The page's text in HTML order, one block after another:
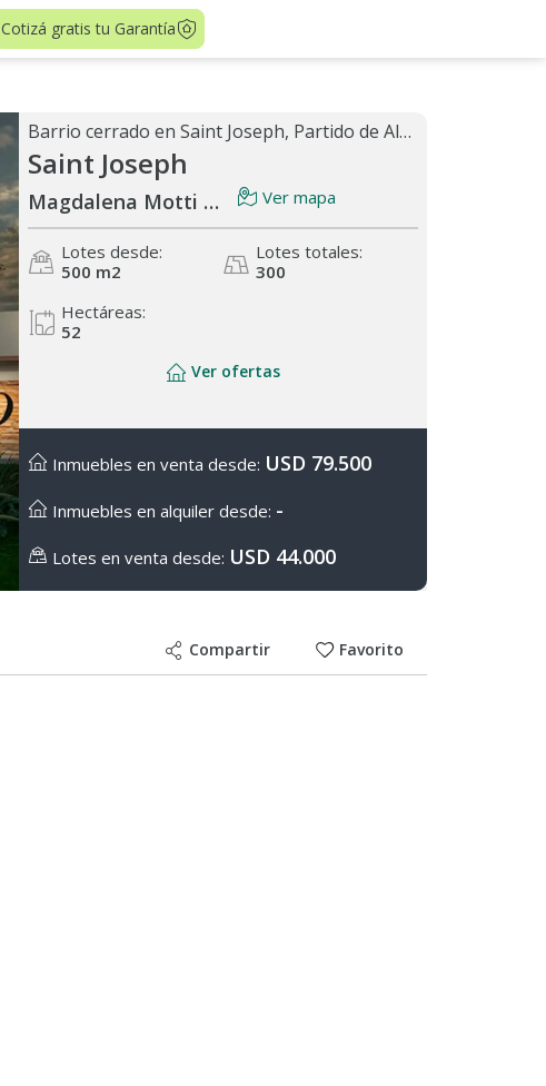
Cotizá gratis tu Garantía
Barrio cerrado en Saint Joseph, Partido de Almirante Brown
Saint Joseph
Magdalena Motti de Tieghi 2298 Ver mapa
Lotes desde:
500 m2
Lotes totales:
300
Hectáreas:
52
Ver ofertas
Inmuebles en venta desde: USD 79.500
Inmuebles en alquiler desde: -
Lotes en venta desde: USD 44.000
Compartir Favorito